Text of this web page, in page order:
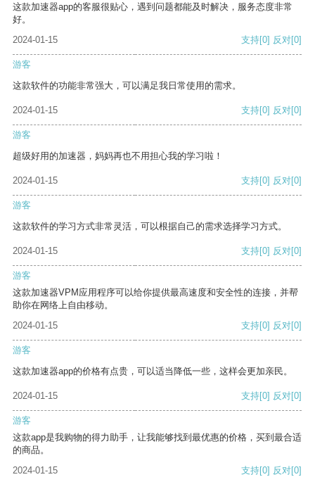
这款加速器app的客服很贴心，遇到问题都能及时解决，服务态度非常
好。
2024-01-15
支持[0] 反对[0]
游客
这款软件的功能非常强大，可以满足我日常使用的需求。
2024-01-15 支持[0] 反对[0]
游客
超级好用的加速器，妈妈再也不用担心我的学习啦！
2024-01-15 支持[0] 反对[0]
游客
这款软件的学习方式非常灵活，可以根据自己的需求选择学习方式。
2024-01-15 支持[0] 反对[0]
游客
这款加速器VPM应用程序可以给你提供最高速度和安全性的连接，并帮
助你在网络上自由移动。
2024-01-15
支持[0] 反对[0]
游客
这款加速器app的价格有点贵，可以适当降低一些，这样会更加亲民。
2024-01-15 支持[0] 反对[0]
游客
这款app是我购物的得力助手，让我能够找到最优惠的价格，买到最合适
的商品。
2024-01-15
支持[0] 反对[0]